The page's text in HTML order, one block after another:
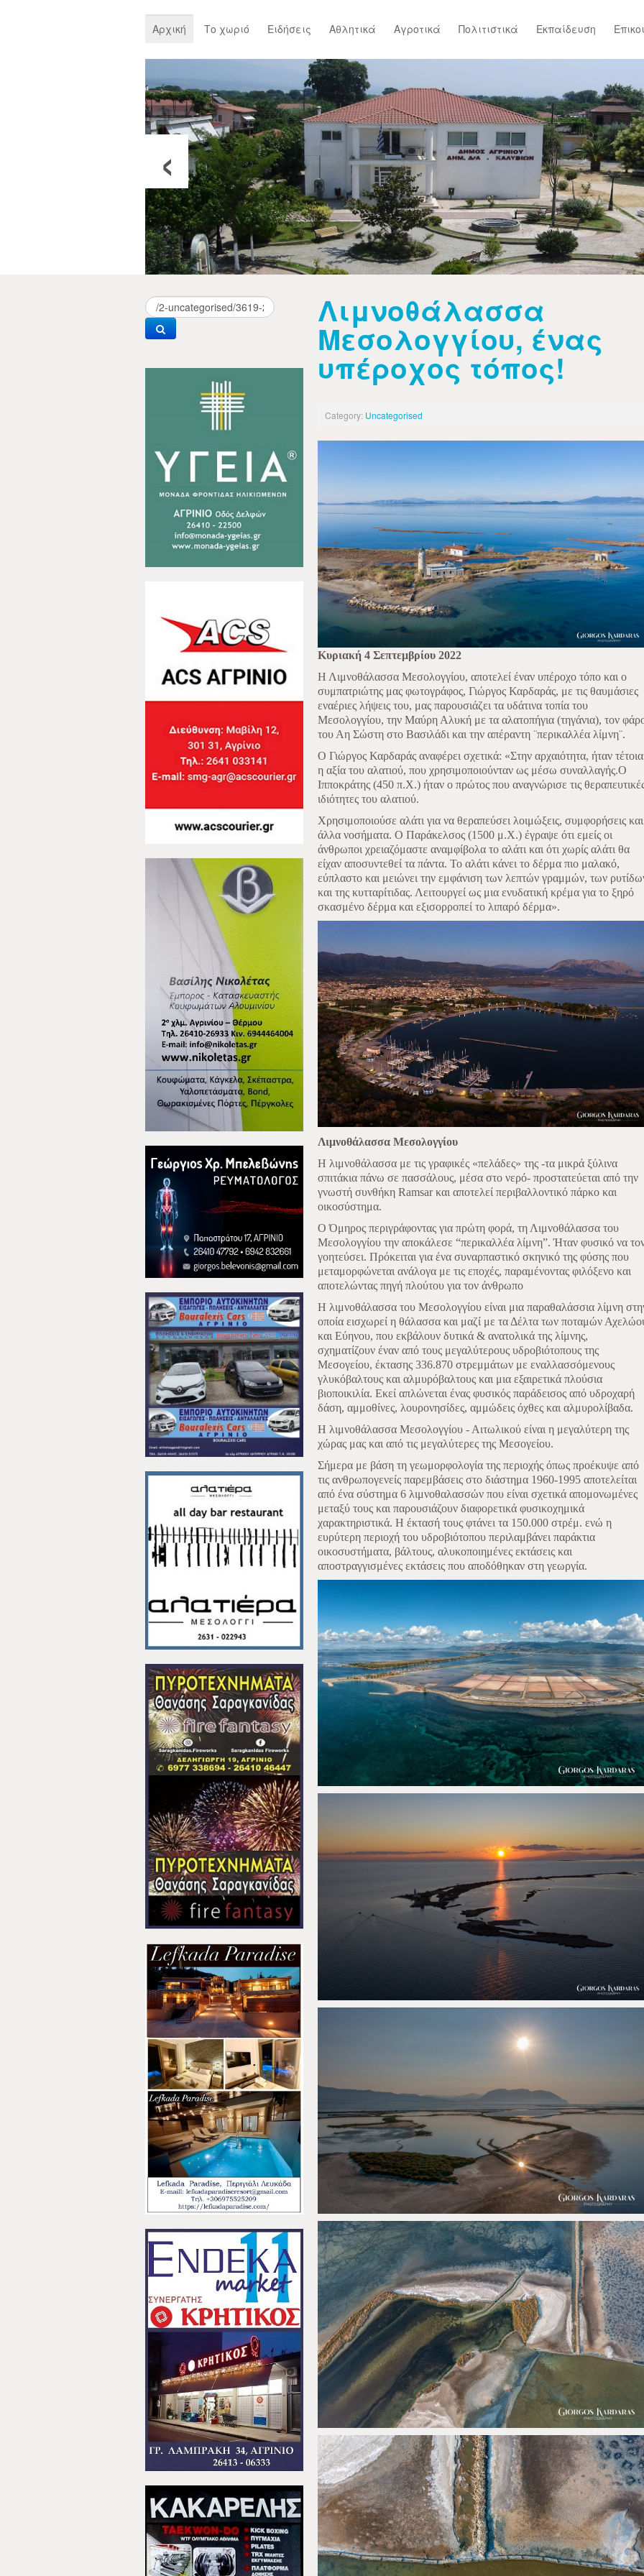
Αρχική Το χωριό Ειδήσεις Αθλητικά Αγροτικά Πολιτιστικά Εκπαίδευση
‹
Λιμνοθάλασσα
Μεσολογγίου, ένας
υπέροχος τόπος!
Category: Uncategorised
Κυριακή 4 Σεπτεμβρίου 2022
Η Λιμνοθάλασσα Μεσολογγίου, αποτελεί έναν υπέροχο τόπο και ο
συμπατριώτης μας φωτογράφος, Γιώργος Καρδαράς, με τις θαυμάσιες
εναέριες λήψεις του, μας παρουσιάζει τα υδάτινα τοπία του
Μεσολογγίου, την Μαύρη Αλυκή με τα αλατοπήγια (τηγάνια), τον
του Αη Σώστη στο Βασιλάδι και την απέραντη ¨περικαλλέα λίμνη¨.
Ο Γιώργος Καρδαράς αναφέρει σχετικά: «Στην αρχαιότητα, ήταν τέτοια
η αξία του αλατιού, που χρησιμοποιούνταν ως μέσω συναλλαγής.Ο
Ιπποκράτης (450 π.Χ.) ήταν ο πρώτος που αναγνώρισε τις
ιδιότητες του αλατιού.
Χρησιμοποιούσε αλάτι για να θεραπεύσει λοιμώξεις, συμφορήσεις και
άλλα νοσήματα. Ο Παράκελσος (1500 μ.Χ.) έγραψε ότι εμείς οι
άνθρωποι χρειαζόμαστε αναμφίβολα το αλάτι και ότι χωρίς αλάτι θα
είχαν αποσυντεθεί τα πάντα. Το αλάτι κάνει το δέρμα πιο μαλακό,
εύπλαστο και μειώνει την εμφάνιση των λεπτών γραμμών, των
και της κυτταρίτιδας. Λειτουργεί ως μια ενυδατική κρέμα για το ξηρό
σκασμένο δέρμα και εξισορροπεί το λιπαρό δέρμα».
Λιμνοθάλασσα Μεσολογγίου
Η λιμνοθάλασσα με τις γραφικές «πελάδες» της -τα μικρά ξύλινα
σπιτάκια πάνω σε πασσάλους, μέσα στο νερό- προστατεύεται από την
γνωστή συνθήκη Ramsar και αποτελεί περιβαλλοντικό πάρκο και
οικοσύστημα.
Ο Όμηρος περιγράφοντας για πρώτη φορά, τη Λιμνοθάλασσα του
Μεσολογγίου την αποκάλεσε “περικαλλέα λίμνη”. Ήταν φυσικό να
γοητεύσει. Πρόκειται για ένα συναρπαστικό σκηνικό της φύσης που
μεταμορφώνεται ανάλογα με τις εποχές, παραμένοντας φιλόξενο και
αποτελώντας πηγή πλούτου για τον άνθρωπο
Η λιμνοθάλασσα του Μεσολογγίου είναι μια παραθαλάσσια λίμνη
οποία εισχωρεί η θάλασσα και μαζί με τα Δέλτα των ποταμών
και Εύηνου, που εκβάλουν δυτικά & ανατολικά της λίμνης,
σχηματίζουν έναν από τους μεγαλύτερους υδροβιότοπους της
Μεσογείου, έκτασης 336.870 στρεμμάτων με εναλλασσόμενους
γλυκόβαλτους και αλμυρόβαλτους και μια εξαιρετικά πλούσια
βιοποικιλία. Εκεί απλώνεται ένας φυσικός παράδεισος από υδροχαρή
δάση, αμμοθίνες, λουρονησίδες, αμμώδεις όχθες και αλμυρολίβαδα.
Η λιμνοθάλασσα Μεσολογγίου - Αιτωλικού είναι η μεγαλύτερη της
χώρας μας και από τις μεγαλύτερες της Μεσογείου.
Σήμερα με βάση τη γεωμορφολογία της περιοχής όπως προέκυψε από
τις ανθρωπογενείς παρεμβάσεις στο διάστημα 1960-1995 αποτελείται
από ένα σύστημα 6 λιμνοθαλασσών που είναι σχετικά απομονωμένες
μεταξύ τους και παρουσιάζουν διαφορετικά φυσικοχημικά
χαρακτηριστικά. Η έκτασή τους φτάνει τα 150.000 στρέμ. ενώ η
ευρύτερη περιοχή του υδροβιότοπου περιλαμβάνει παράκτια
οικοσυστήματα, βάλτους, αλυκοποιημένες εκτάσεις και
αποστραγγισμένες εκτάσεις που αποδόθηκαν στη γεωργία.